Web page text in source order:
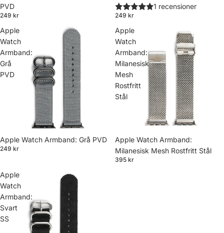
PVD
249 kr
1 recensioner
249 kr
Apple
Watch
Armband:
Grå
PVD
Apple Watch Armband: Grå PVD
249 kr
Apple
Watch
Armband:
Milanesisk
Mesh
Rostfritt
Stål
Apple Watch Armband:
Milanesisk Mesh Rostfritt Stål
395 kr
Apple
Watch
Armband:
Svart
SS